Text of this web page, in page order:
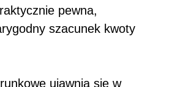
pewna,
szacunek kwoty
ujawnia się w